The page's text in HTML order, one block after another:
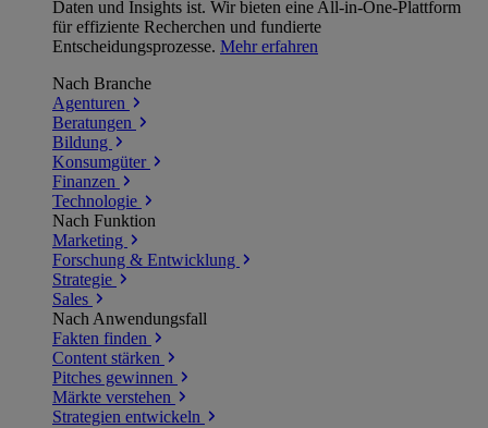
Daten und Insights ist. Wir bieten eine All-in-One-Plattform
für effiziente Recherchen und fundierte
Entscheidungsprozesse. Mehr erfahren
Nach Branche
Agenturen
Beratungen
Bildung
Konsumgüter
Finanzen
Technologie
Nach Funktion
Marketing
Forschung & Entwicklung
Strategie
Sales
Nach Anwendungsfall
Fakten finden
Content stärken
Pitches gewinnen
Märkte verstehen
Strategien entwickeln